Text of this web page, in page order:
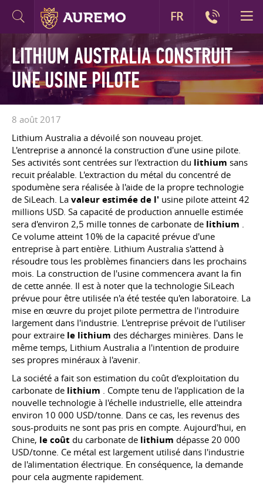
LITHIUM AUSTRALIA CONSTRUIT
UNE USINE PILOTE
8 août 2017
Lithium Australia a dévoilé son nouveau projet.
L'entreprise a annoncé la construction d'une usine pilote.
Ses activités sont centrées sur l'extraction du lithium sans
recuit préalable. L'extraction du métal du concentré de
spodumène sera réalisée à l'aide de la propre technologie
de SiLeach. La valeur estimée de l' usine pilote atteint 42
millions USD. Sa capacité de production annuelle estimée
sera d'environ 2,5 mille tonnes de carbonate de lithium .
Ce volume atteint 10% de la capacité prévue d'une
entreprise à part entière. Lithium Australia s'attend à
résoudre tous les problèmes financiers dans les prochains
mois. La construction de l'usine commencera avant la fin
de cette année. Il est à noter que la technologie SiLeach
prévue pour être utilisée n'a été testée qu'en laboratoire. La
mise en œuvre du projet pilote permettra de l'introduire
largement dans l'industrie. L'entreprise prévoit de l'utiliser
pour extraire le lithium des décharges minières. Dans le
même temps, Lithium Australia a l'intention de produire
ses propres minéraux à l'avenir.
La société a fait son estimation du coût d'exploitation du
carbonate de lithium . Compte tenu de l'application de la
nouvelle technologie à l'échelle industrielle, elle atteindra
environ 10 000 USD/tonne. Dans ce cas, les revenus des
sous-produits ne sont pas pris en compte. Aujourd'hui, en
Chine, le coût du carbonate de lithium dépasse 20 000
USD/tonne. Ce métal est largement utilisé dans l'industrie
de l'alimentation électrique. En conséquence, la demande
pour cela augmente rapidement.
FR